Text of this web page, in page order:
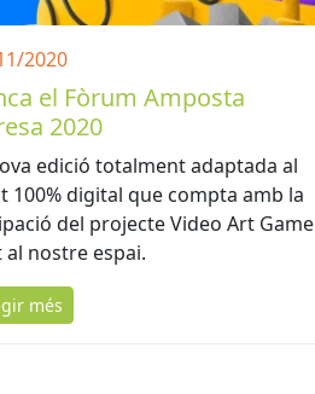
2020
el Fòrum Amposta
2020
edició totalment adaptada al
100% digital que compta amb la
del projecte Video Art Game
al nostre espai.
més